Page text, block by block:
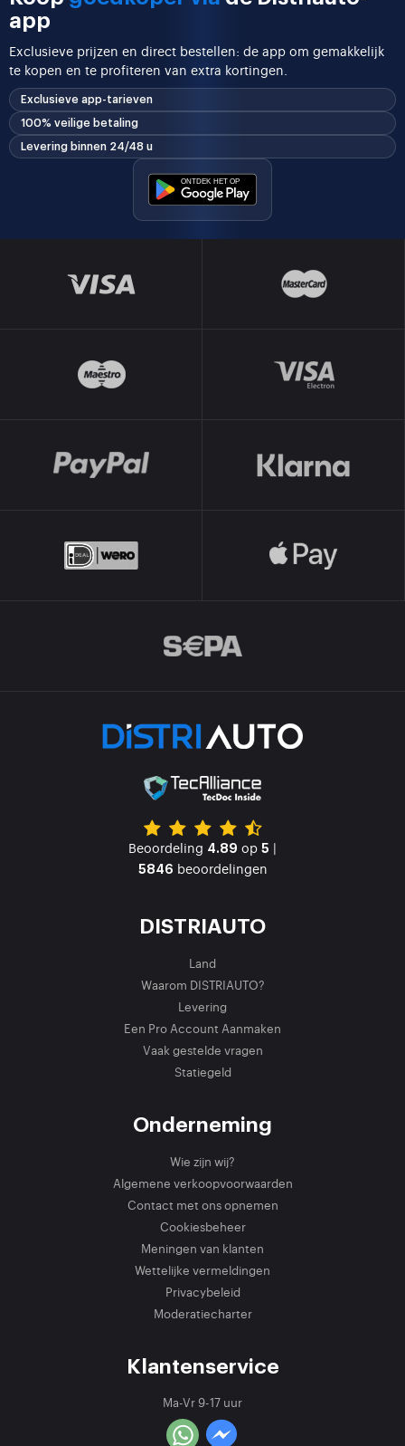
app
Exclusieve prijzen en direct bestellen: de app om gemakkelijk
te kopen en te profiteren van extra kortingen.
Exclusieve app-tarieven
100% veilige betaling
Levering binnen 24/48 u
Beoordeling 4.89 op 5 |
5846 beoordelingen
DISTRIAUTO
Land
Waarom DISTRIAUTO?
Levering
Een Pro Account Aanmaken
Vaak gestelde vragen
Statiegeld
Onderneming
Wie zijn wij?
Algemene verkoopvoorwaarden
Contact met ons opnemen
Cookiesbeheer
Meningen van klanten
Wettelijke vermeldingen
Privacybeleid
Moderatiecharter
Klantenservice
Ma-Vr 9-17 uur